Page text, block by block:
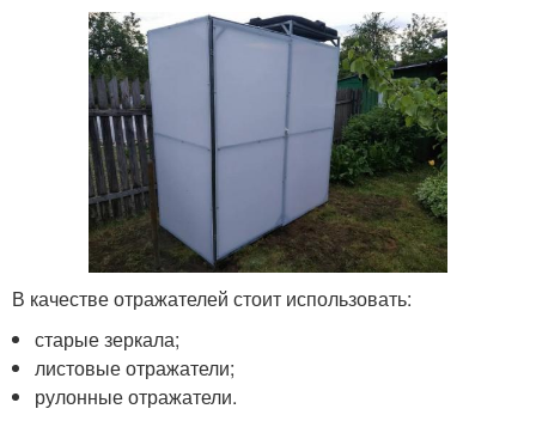
В качестве отражателей стоит использовать:
старые зеркала;
листовые отражатели;
рулонные отражатели.